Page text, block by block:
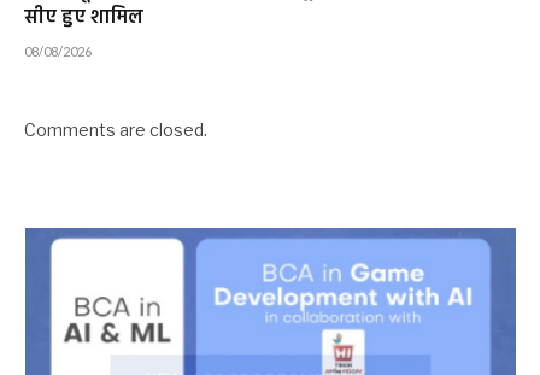
सीए हुए शामिल
08/08/2026
Comments are closed.